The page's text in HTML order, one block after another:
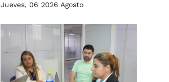
Jueves, 06 2026 Agosto